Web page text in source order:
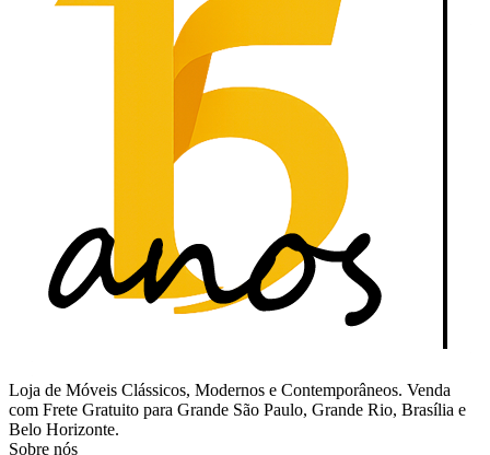
Loja de Móveis Clássicos, Modernos e Contemporâneos. Venda
com Frete Gratuito para Grande São Paulo, Grande Rio, Brasília e
Belo Horizonte.
Sobre nós